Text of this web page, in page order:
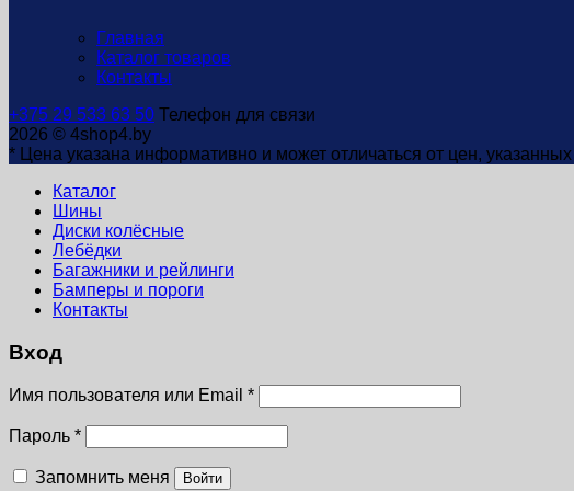
Главная
Каталог товаров
Контакты
+375 29 533 63 50 Телефон для связи
2026 © 4shop4.by
* Цена указана информативно и может отличаться от цен,
Каталог
Шины
Диски колёсные
Лебёдки
Багажники и рейлинги
Бамперы и пороги
Контакты
Вход
Имя пользователя или Email *
Пароль *
Запомнить меня Войти